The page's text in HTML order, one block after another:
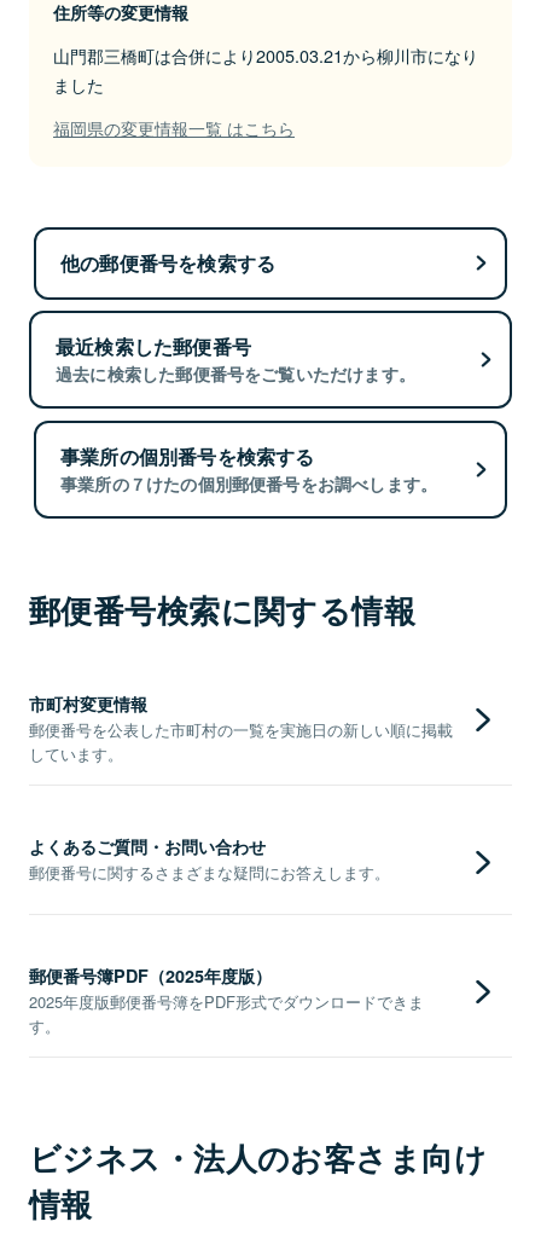
住所等の変更情報
山門郡三橋町は合併により2005.03.21から柳川市になり
ました
福岡県の変更情報一覧 はこちら
他の郵便番号を検索する
最近検索した郵便番号
過去に検索した郵便番号をご覧いただけます。
事業所の個別番号を検索する
事業所の７けたの個別郵便番号をお調べします。
郵便番号検索に関する情報
市町村変更情報
郵便番号を公表した市町村の一覧を実施日の新しい順に掲載
しています。
よくあるご質問・お問い合わせ
郵便番号に関するさまざまな疑問にお答えします。
郵便番号簿PDF（2025年度版）
2025年度版郵便番号簿をPDF形式でダウンロードできま
す。
ビジネス・法人のお客さま向け
情報